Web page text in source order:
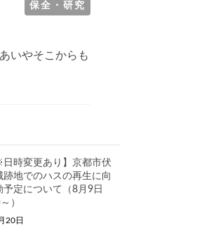
保全・研究
いやそこからも
日時変更あり】京都市伏
跡地でのハスの再生に向
予定について（8月9日
）
20日